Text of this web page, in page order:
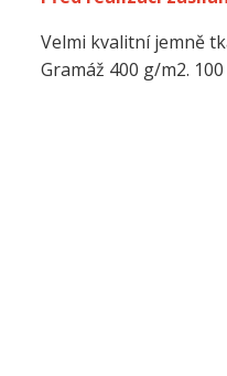
Velmi kvalitní jemně
Gramáž 400 g/m2.